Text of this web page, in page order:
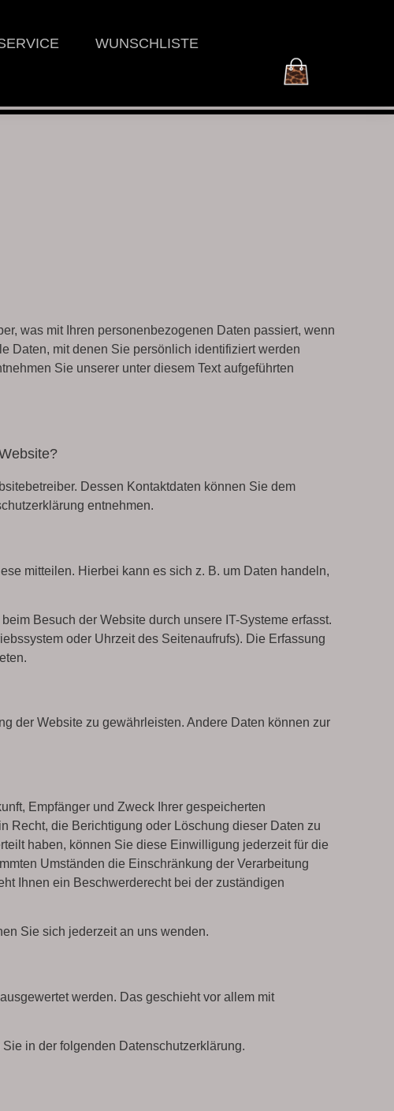
WUNSCHLISTE
was mit Ihren personenbezogenen Daten passiert, wenn
Daten, mit denen Sie persönlich identifiziert werden
Sie unserer unter diesem Text aufgeführten
Dessen Kontaktdaten können Sie dem
entnehmen.
mitteilen. Hierbei kann es sich z. B. um Daten handeln,
Besuch der Website durch unsere IT-Systeme erfasst.
oder Uhrzeit des Seitenaufrufs). Die Erfassung
der Website zu gewährleisten. Andere Daten können zur
Empfänger und Zweck Ihrer gespeicherten
Recht, die Berichtigung oder Löschung dieser Daten zu
haben, können Sie diese Einwilligung jederzeit für die
Umständen die Einschränkung der Verarbeitung
Ihnen ein Beschwerderecht bei der zuständigen
Sie sich jederzeit an uns wenden.
werden. Das geschieht vor allem mit
in der folgenden Datenschutzerklärung.